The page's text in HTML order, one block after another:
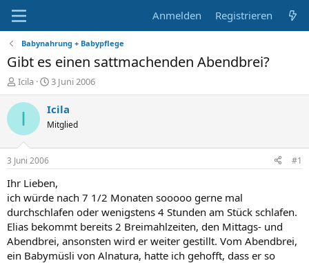
Anmelden Registrieren
Babynahrung + Babypflege
Gibt es einen sattmachenden Abendbrei?
E
r
s
e
r
Icila
E
r
s
e
t
a
m
3 Juni 2006
I Icila
Mitglied
3 Juni 2006 #1
Ihr Lieben,
ich würde nach 7 1/2 Monaten sooooo gerne mal
durchschlafen oder wenigstens 4 Stunden am Stück schlafen.
Elias bekommt bereits 2 Breimahlzeiten, den Mittags- und
Abendbrei, ansonsten wird er weiter gestillt. Vom Abendbrei,
ein Babymüsli von Alnatura, hatte ich gehofft, dass er so